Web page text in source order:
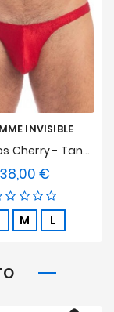
INVISIBLE
Barbados Cherry - Tanga Bikini
38,00 €
M L